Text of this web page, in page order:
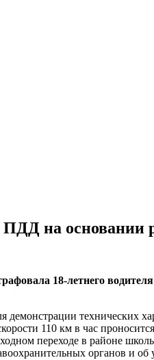
на основании
18-летнего
технических
110 км в час
переходе в районе
органов и